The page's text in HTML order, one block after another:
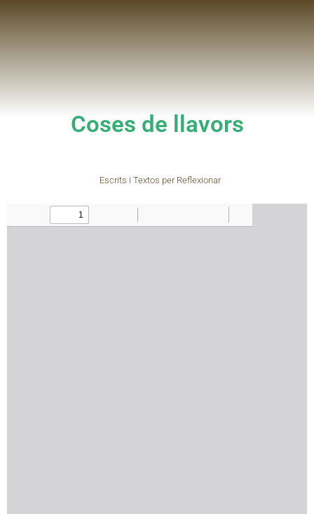
Coses de llavors
Escrits i Textos per Reflexionar